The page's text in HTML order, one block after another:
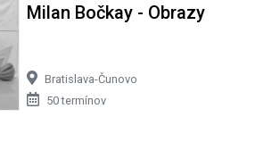
Milan Bočkay - Obrazy
Bratislava-Čunovo
50 termínov